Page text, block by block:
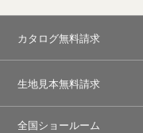
カタログ無料請求
生地見本無料請求
全国ショールーム